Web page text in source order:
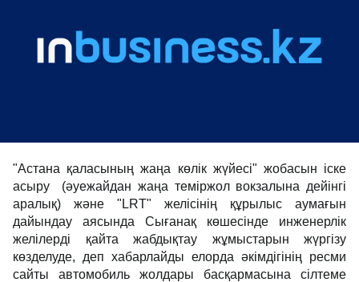
"Астана қаласының жаңа көлік жүйесі" жобасын іске
асыру (әуежайдан жаңа теміржол вокзалына дейінгі
аралық) және "LRT" желісінің құрылыс аумағын
дайындау аясында Сығанақ көшесінде инженерлік
желілерді қайта жабдықтау жұмыстарын жүргізу
көзделуде, деп хабарлайды елорда әкімдігінің ресми
сайты автомобиль жолдары басқармасына сілтеме